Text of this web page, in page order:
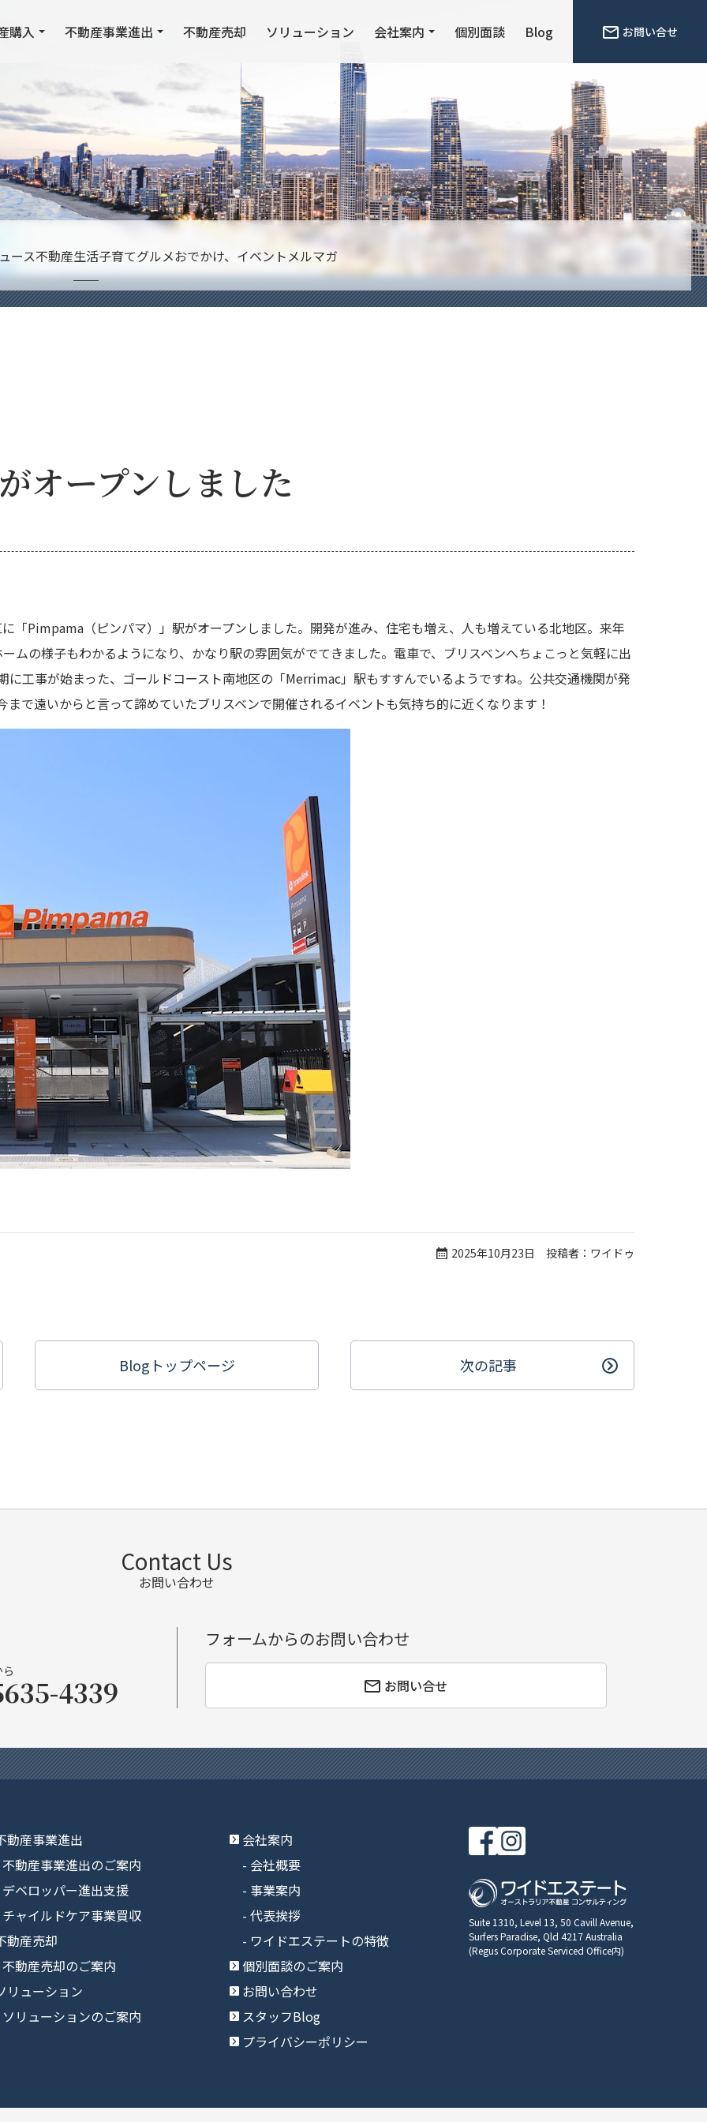
購入 不動産事業進出 不動産売却 ソリューション 会社案内 個別面談 Blog お問い合せ
ース不動産生活子育てグルメおでかけ、イベント メルマガ
オープンしました
「Pimpama（ピンパマ）」駅がオープンしました。開発が進み、住宅も増え、人も増えている北地区。来年
ムの様子もわかるようになり、かなり駅の雰囲気がでてきました。電車で、ブリスベンへちょこっと気軽に出
工事が始まった、ゴールドコースト南地区の「Merrimac」駅もすすんでいるようですね。公共交通機関が発
で遠いからと言って諦めていたブリスベンで開催されるイベントも気持ち的に近くなります！
2025年10月23日 投稿者：ワイドゥ
Blogトップページ 次の記事
Contact Us
お問い合わせ
4339
フォームからのお問い合わせ
お問い合せ
動産事業進出
不動産事業進出のご案内
デベロッパー進出支援
チャイルドケア事業買収
動産売却
不動産売却のご案内
リューション
ソリューションのご案内
会社案内
会社概要
事業案内
代表挨拶
ワイドエステートの特徴
個別面談のご案内
お問い合わせ
スタッフBlog
プライバシーポリシー
Suite 1310, Level 13, 50 Cavill Avenue,
Surfers Paradise, Qld 4217 Australia
(Regus Corporate Serviced Office内)